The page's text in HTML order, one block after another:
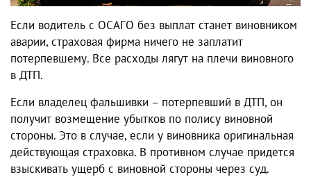
Если водитель с ОСАГО без выплат станет виновником
аварии, страховая фирма ничего не заплатит
потерпевшему. Все расходы лягут на плечи виновного
в ДТП.
Если владелец фальшивки – потерпевший в ДТП, он
получит возмещение убытков по полису виновной
стороны. Это в случае, если у виновника оригинальная
действующая страховка. В противном случае придется
взыскивать ущерб с виновной стороны через суд.